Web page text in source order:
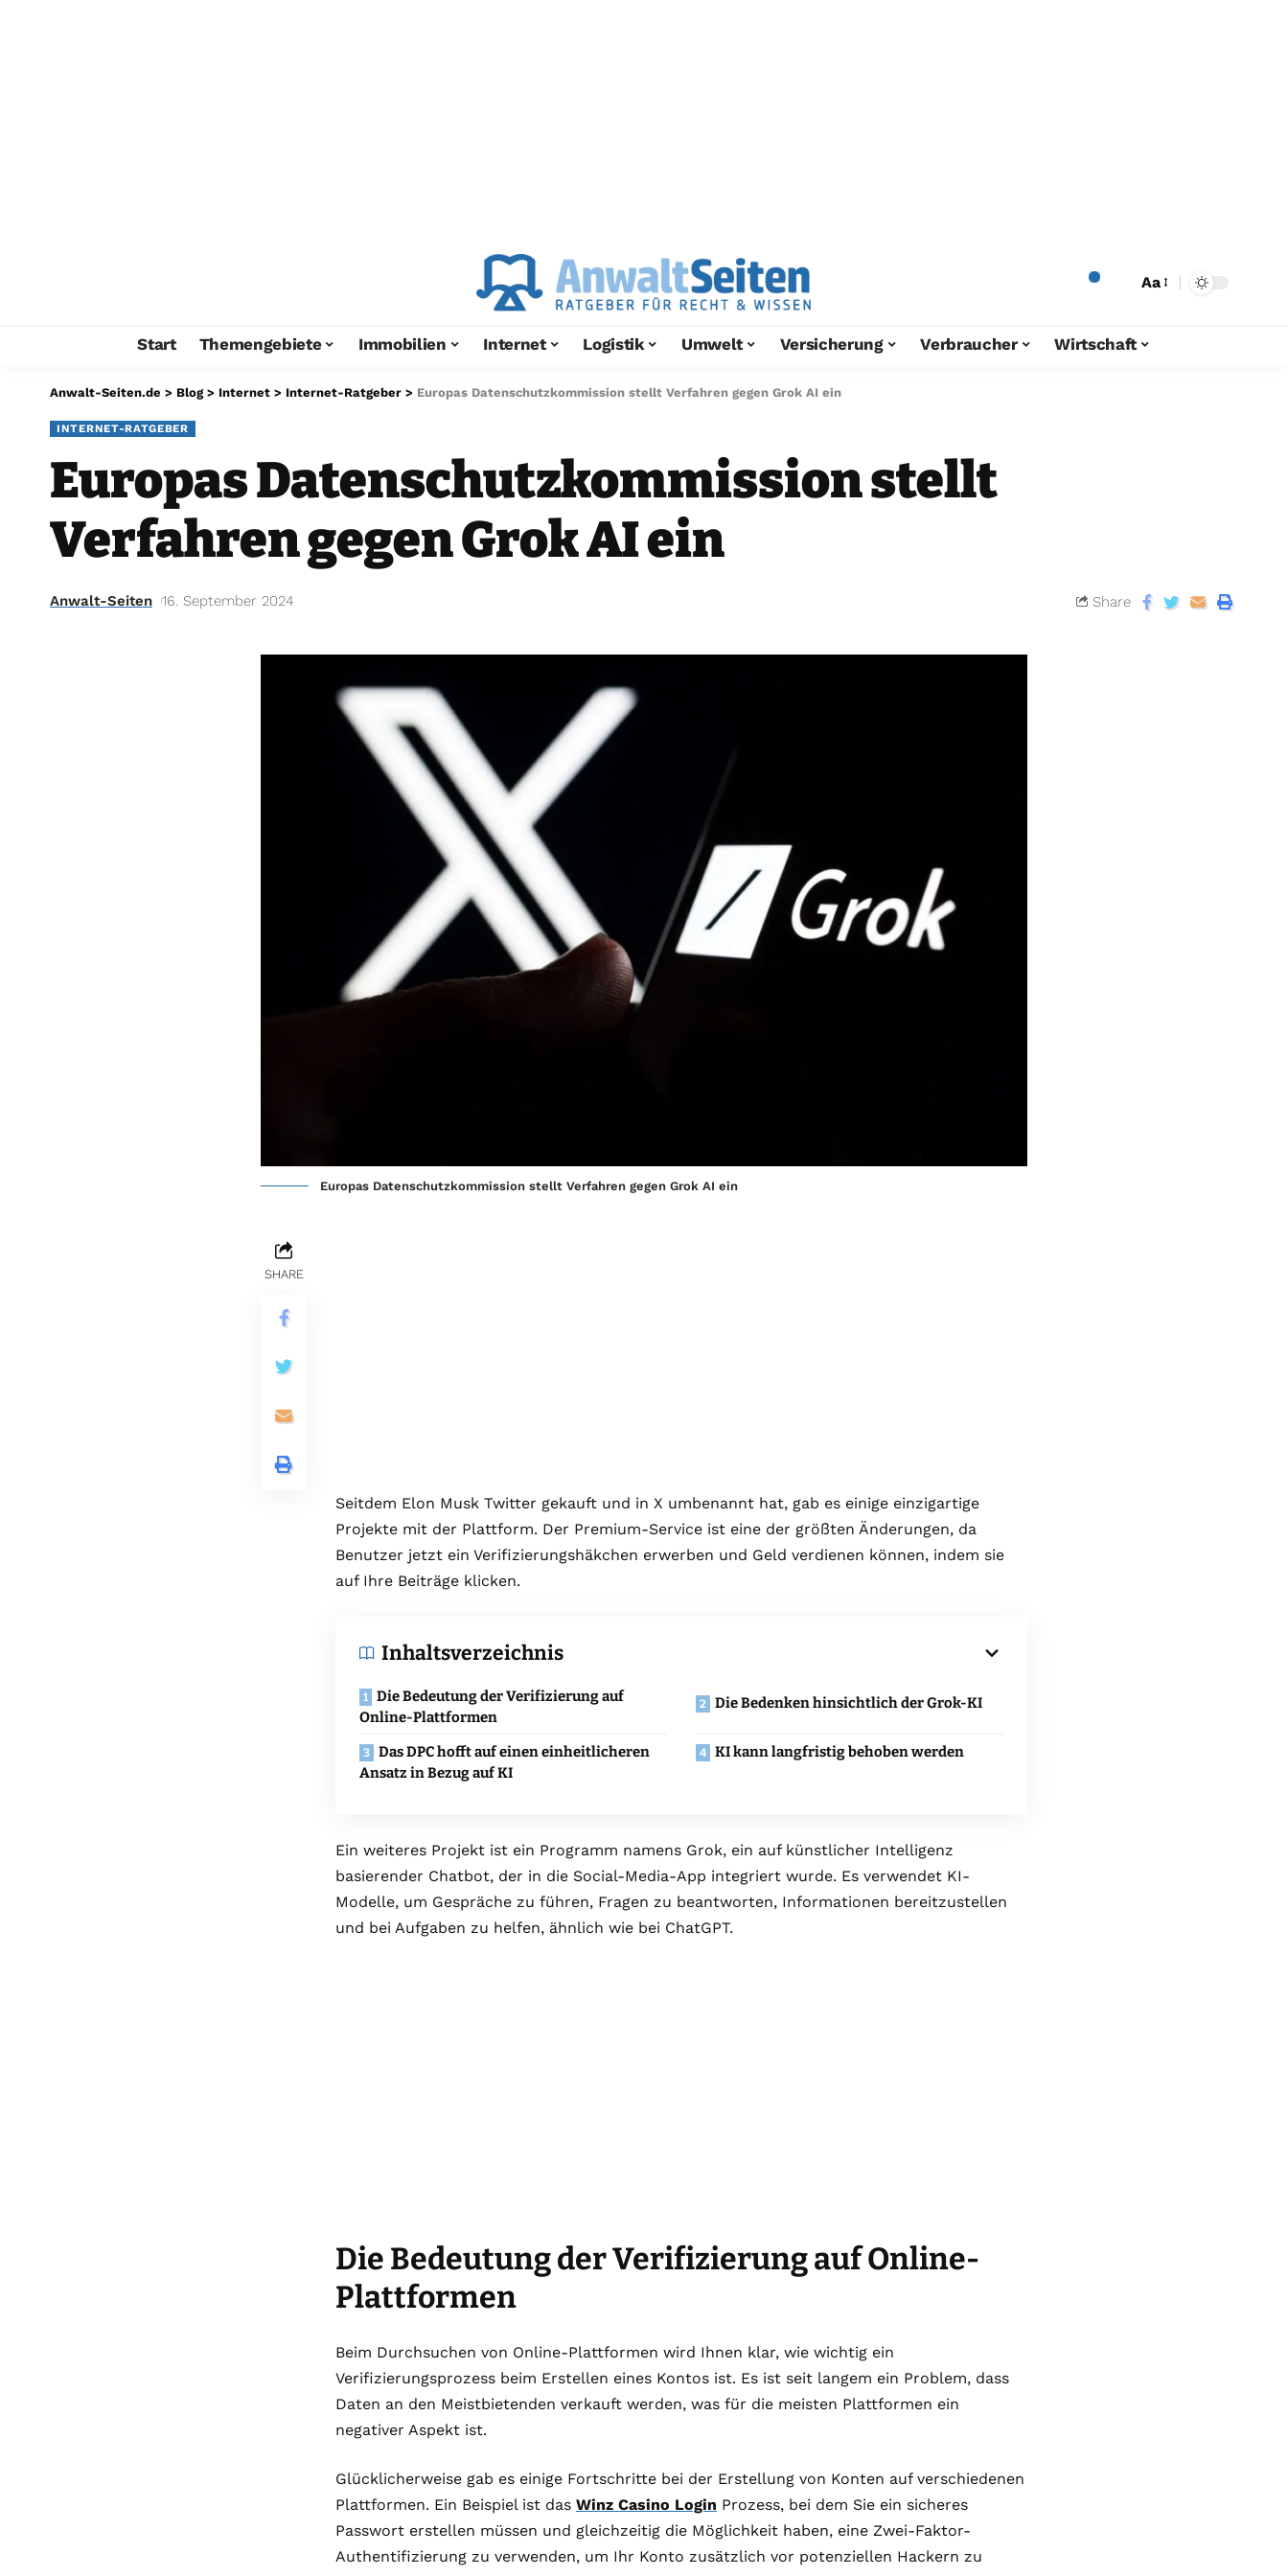
Aa
Start Themengebiete Immobilien Internet Logistik Umwelt Versicherung Verbraucher Wirtschaft
Anwalt-Seiten.de > Blog> Internet > Internet-Ratgeber > Europas Datenschutzkommission stellt Verfahren gegen Grok AI ein
INTERNET-RATGEBER
Europas Datenschutzkommission stellt
Verfahren gegen Grok AI ein
Anwalt-Seiten 16. September 2024 Share
Europas Datenschutzkommission stellt Verfahren gegen Grok AI ein
SHARE
Seitdem Elon Musk Twitter gekauft und in X umbenannt hat, gab es einige einzigartige
Projekte mit der Plattform. Der Premium-Service ist eine der größten Änderungen, da
Benutzer jetzt ein Verifizierungshäkchen erwerben und Geld verdienen können, indem sie
auf Ihre Beiträge klicken.
Inhaltsverzeichnis
Die Bedeutung der Verifizierung auf
Online-Plattformen
Die Bedenken hinsichtlich der Grok-KI
Das DPC hofft auf einen einheitlicheren
Ansatz in Bezug auf KI
KI kann langfristig behoben werden
Ein weiteres Projekt ist ein Programm namens Grok, ein auf künstlicher Intelligenz
basierender Chatbot, der in die Social-Media-App integriert wurde. Es verwendet KI-
Modelle, um Gespräche zu führen, Fragen zu beantworten, Informationen bereitzustellen
und bei Aufgaben zu helfen, ähnlich wie bei ChatGPT.
Die Bedeutung der Verifizierung auf Online-
Plattformen
Beim Durchsuchen von Online-Plattformen wird Ihnen klar, wie wichtig ein
Verifizierungsprozess beim Erstellen eines Kontos ist. Es ist seit langem ein Problem, dass
Daten an den Meistbietenden verkauft werden, was für die meisten Plattformen ein
negativer Aspekt ist.
Glücklicherweise gab es einige Fortschritte bei der Erstellung von Konten auf verschiedenen
Plattformen. Ein Beispiel ist das Winz Casino Login Prozess, bei dem Sie ein sicheres
Passwort erstellen müssen und gleichzeitig die Möglichkeit haben, eine Zwei-Faktor-
Authentifizierung zu verwenden, um Ihr Konto zusätzlich vor potenziellen Hackern zu